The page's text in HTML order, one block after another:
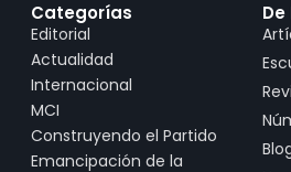
Categorías
Editorial
Actualidad
Internacional
MCI
Construyendo el Partido
Emancipación de la